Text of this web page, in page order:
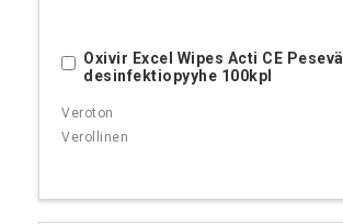
Oxivir Excel Wipes Acti CE Pesevä
desinfektiopyyhe 100kpl
Ostoskoriin